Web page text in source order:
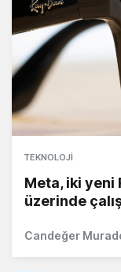
TEKNOLOJI
Meta, iki yeni
üzerinde
Candeğer